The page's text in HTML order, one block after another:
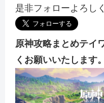
是非フォローよろし
原神攻略まとめテイ
くお願いいたします。